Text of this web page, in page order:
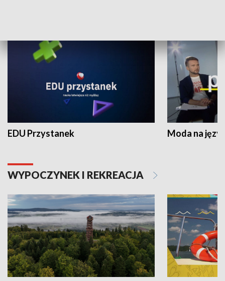
EDU Przystanek Moda na
WYPOCZYNEK I REKREACJA